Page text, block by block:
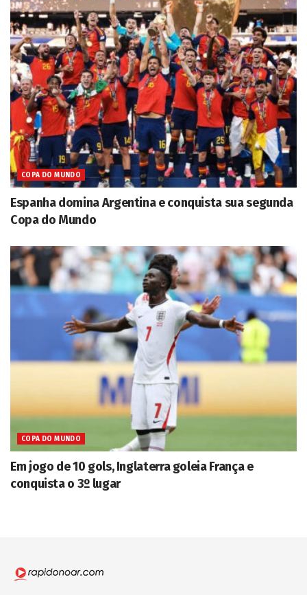
COPA DO MUNDO
Espanha domina Argentina e conquista sua segunda
Copa do Mundo
COPA DO MUNDO
Em jogo de 10 gols, Inglaterra goleia França e
conquista o 3º lugar